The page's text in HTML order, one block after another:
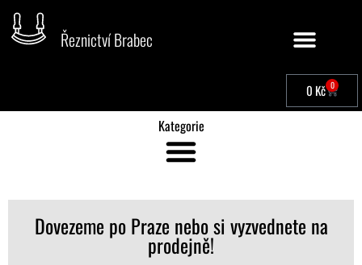
Řeznictví Brabec
0 Kč 0
Kategorie
Dovezeme po Praze nebo si vyzvednete na
prodejně!